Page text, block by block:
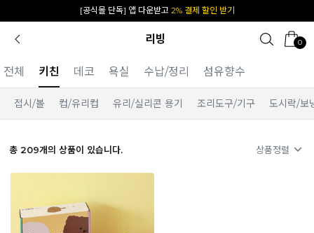
[공식몰 단독] 앱 다운받고 2% 결제 할인 받기
리빙 0
전체 키친 데코 욕실 수납/정리 섬유향수
접시/볼 컵/유리컵 유리/실리콘 용기 조리도구/기구 도시락/보
총 209개의 상품이 있습니다. 상품정렬